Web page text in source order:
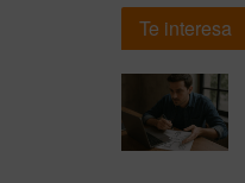
Te interesa